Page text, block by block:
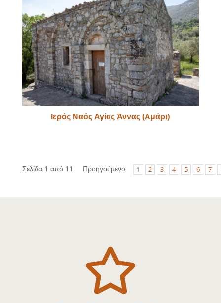
Ιερός Ναός Αγίας Άννας (Αμάρι)
Σελίδα 1 από 11 Προηγούμενο 1 2 3 4 5 6 7
